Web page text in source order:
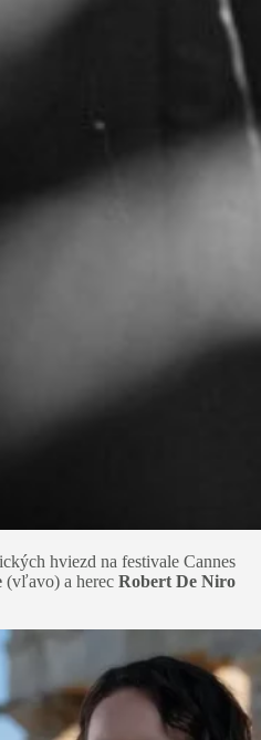
hviezd na festivale Cannes
(vľavo) a herec Robert De Niro